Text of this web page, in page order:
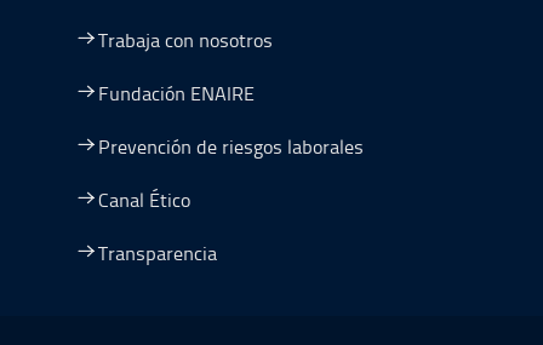
Trabaja con nosotros
Fundación ENAIRE
Prevención de riesgos laborales
Canal Ético
Transparencia